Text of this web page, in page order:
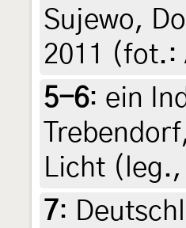
Sujewo,
2011 (fot.:
5-6: ein
Licht
7: